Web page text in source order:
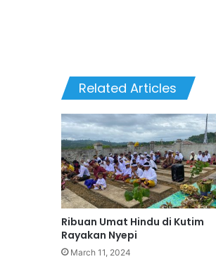
Related Articles
Ribuan Umat Hindu di Kutim
Rayakan Nyepi
March 11, 2024